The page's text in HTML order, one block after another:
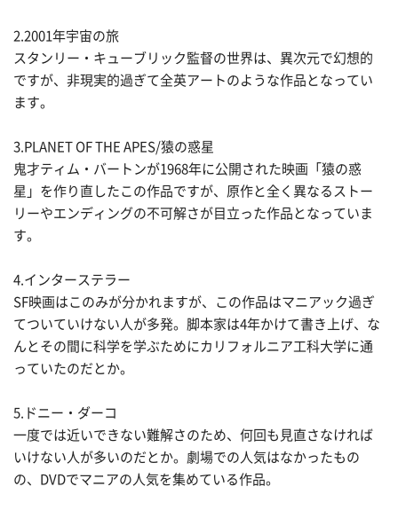
2.2001年宇宙の旅
スタンリー・キューブリック監督の世界は、異次元で幻想的
ですが、非現実的過ぎて全英アートのような作品となってい
ます。
3.PLANET OF THE APES/猿の惑星
鬼才ティム・バートンが1968年に公開された映画「猿の惑
星」を作り直したこの作品ですが、原作と全く異なるストー
リーやエンディングの不可解さが目立った作品となっていま
す。
4.インターステラー
SF映画はこのみが分かれますが、この作品はマニアック過ぎ
てついていけない人が多発。脚本家は4年かけて書き上げ、な
んとその間に科学を学ぶためにカリフォルニア工科大学に通
っていたのだとか。
5.ドニー・ダーコ
一度では近いできない難解さのため、何回も見直さなければ
いけない人が多いのだとか。劇場での人気はなかったもの
の、DVDでマニアの人気を集めている作品。